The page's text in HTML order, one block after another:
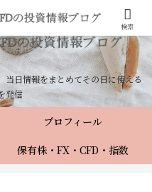
当日情報をまとめてその日に使える
発信
プロフィール
保有株・FX・CFD・指数
検索